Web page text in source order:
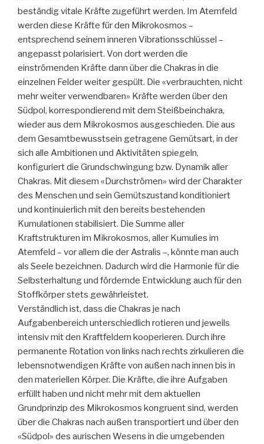
beständig vitale Kräfte zugeführt werden. Im Atemfeld
werden diese Kräfte für den Mikrokosmos –
entsprechend seinem inneren Vibrationsschlüssel –
angepasst polarisiert. Von dort werden die
einströmenden Kräfte dann über die Chakras in die
einzelnen Felder weiter gespült. Die «verbrauchten, nicht
mehr weiter verwendbaren» Kräfte werden über den
Südpol, korrespondierend mit dem Steißbeinchakra,
wieder aus dem Mikrokosmos ausgeschieden. Die aus
dem Gesamtbewusstsein getragene Gemütsart, in der
sich alle Ambitionen und Aktivitäten spiegeln,
konfiguriert die Grundschwingung bzw. Dynamik aller
Chakras. Mit diesem «Durchströmen» wird der Charakter
des Menschen und sein Gemütszustand konditioniert
und kontinuierlich mit den bereits bestehenden
Kumulationen stabilisiert. Die Summe aller
Kraftstrukturen im Mikrokosmos, aller Kumulies im
Atemfeld – vor allem die der Astralis –, könnte man auch
als Seele bezeichnen. Dadurch wird die Harmonie für die
Selbsterhaltung und fördernde Entwicklung auch für den
Stoffkörper stets gewährleistet.
Verständlich ist, dass die Chakras je nach
Aufgabenbereich unterschiedlich rotieren und jeweils
intensiv mit den Kraftfeldern kooperieren. Durch ihre
permanente Rotation von links nach rechts zirkulieren die
lebensnotwendigen Kräfte von außen nach innen bis in
den materiellen Körper. Die Kräfte, die ihre Aufgaben
erfüllt haben und nicht mehr mit dem aktuellen
Grundprinzip des Mikrokosmos kongruent sind, werden
über die Chakras nach außen transportiert und über den
«Südpol» des aurischen Wesens in die umgebenden